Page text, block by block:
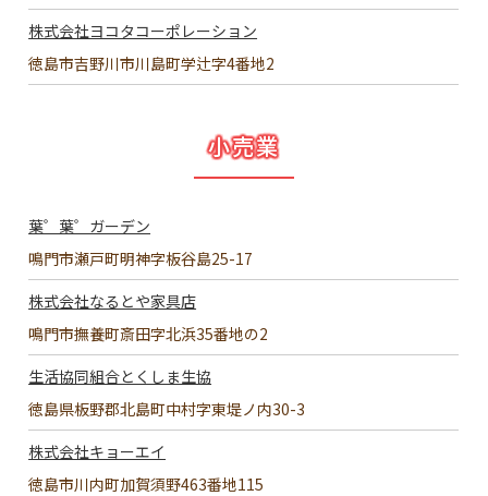
株式会社ヨコタコーポレーション
徳島市吉野川市川島町学辻字4番地2
小売業
葉゜葉゜ガーデン
鳴門市瀬戸町明神字板谷島25-17
株式会社なるとや家具店
鳴門市撫養町斎田字北浜35番地の2
生活協同組合とくしま生協
徳島県板野郡北島町中村字東堤ノ内30-3
株式会社キョーエイ
徳島市川内町加賀須野463番地115